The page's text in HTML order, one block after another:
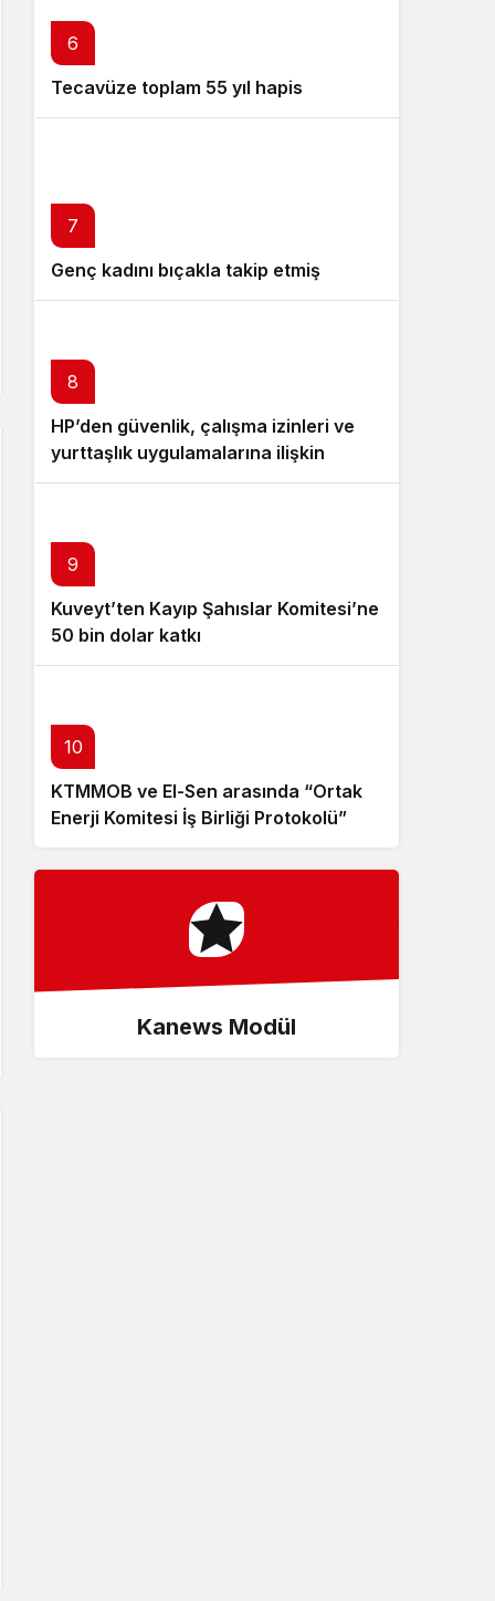
6
Tecavüze toplam 55 yıl hapis
7
Genç kadını bıçakla takip etmiş
8
HP’den güvenlik, çalışma izinleri ve
yurttaşlık uygulamalarına ilişkin
öneriler
9
Kuveyt’ten Kayıp Şahıslar Komitesi’ne
50 bin dolar katkı
10
KTMMOB ve El-Sen arasında “Ortak
Enerji Komitesi İş Birliği Protokolü”
Kanews Modül